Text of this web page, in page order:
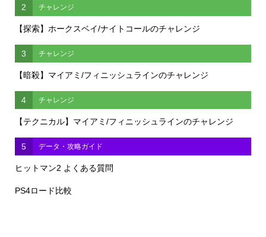
2 チャレンジ
【探索】ホークスベイ/ナイトコールのチャレンジ
3 チャレンジ
【暗殺】マイアミ/フィニッシュラインのチャレンジ
4 チャレンジ
【テクニカル】マイアミ/フィニッシュラインのチャレンジ
5 データ・攻略ガイド
ヒットマン2 よくある質問
PS4ロード比較